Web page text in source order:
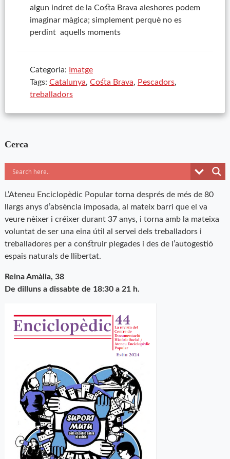
algun indret de la Costa Brava aleshores podem
imaginar màgica; simplement perquè no es
perdint aquells moments
Categoria:
Imatge
Tags: Catalunya, Costa Brava, Pescadors,
treballadors
Cerca
L’Ateneu Enciclopèdic Popular torna després de més de 80
llargs anys d’absència imposada, al mateix barri que el va
veure nèixer i créixer durant 37 anys, i torna amb la mateixa
voluntat de ser una eina útil al servei dels treballadors i
treballadores per a construir plegades i des de l’autogestió
espais naturals de llibertat.
Reina Amàlia, 38
De dilluns a dissabte de 18:30 a 21 h.